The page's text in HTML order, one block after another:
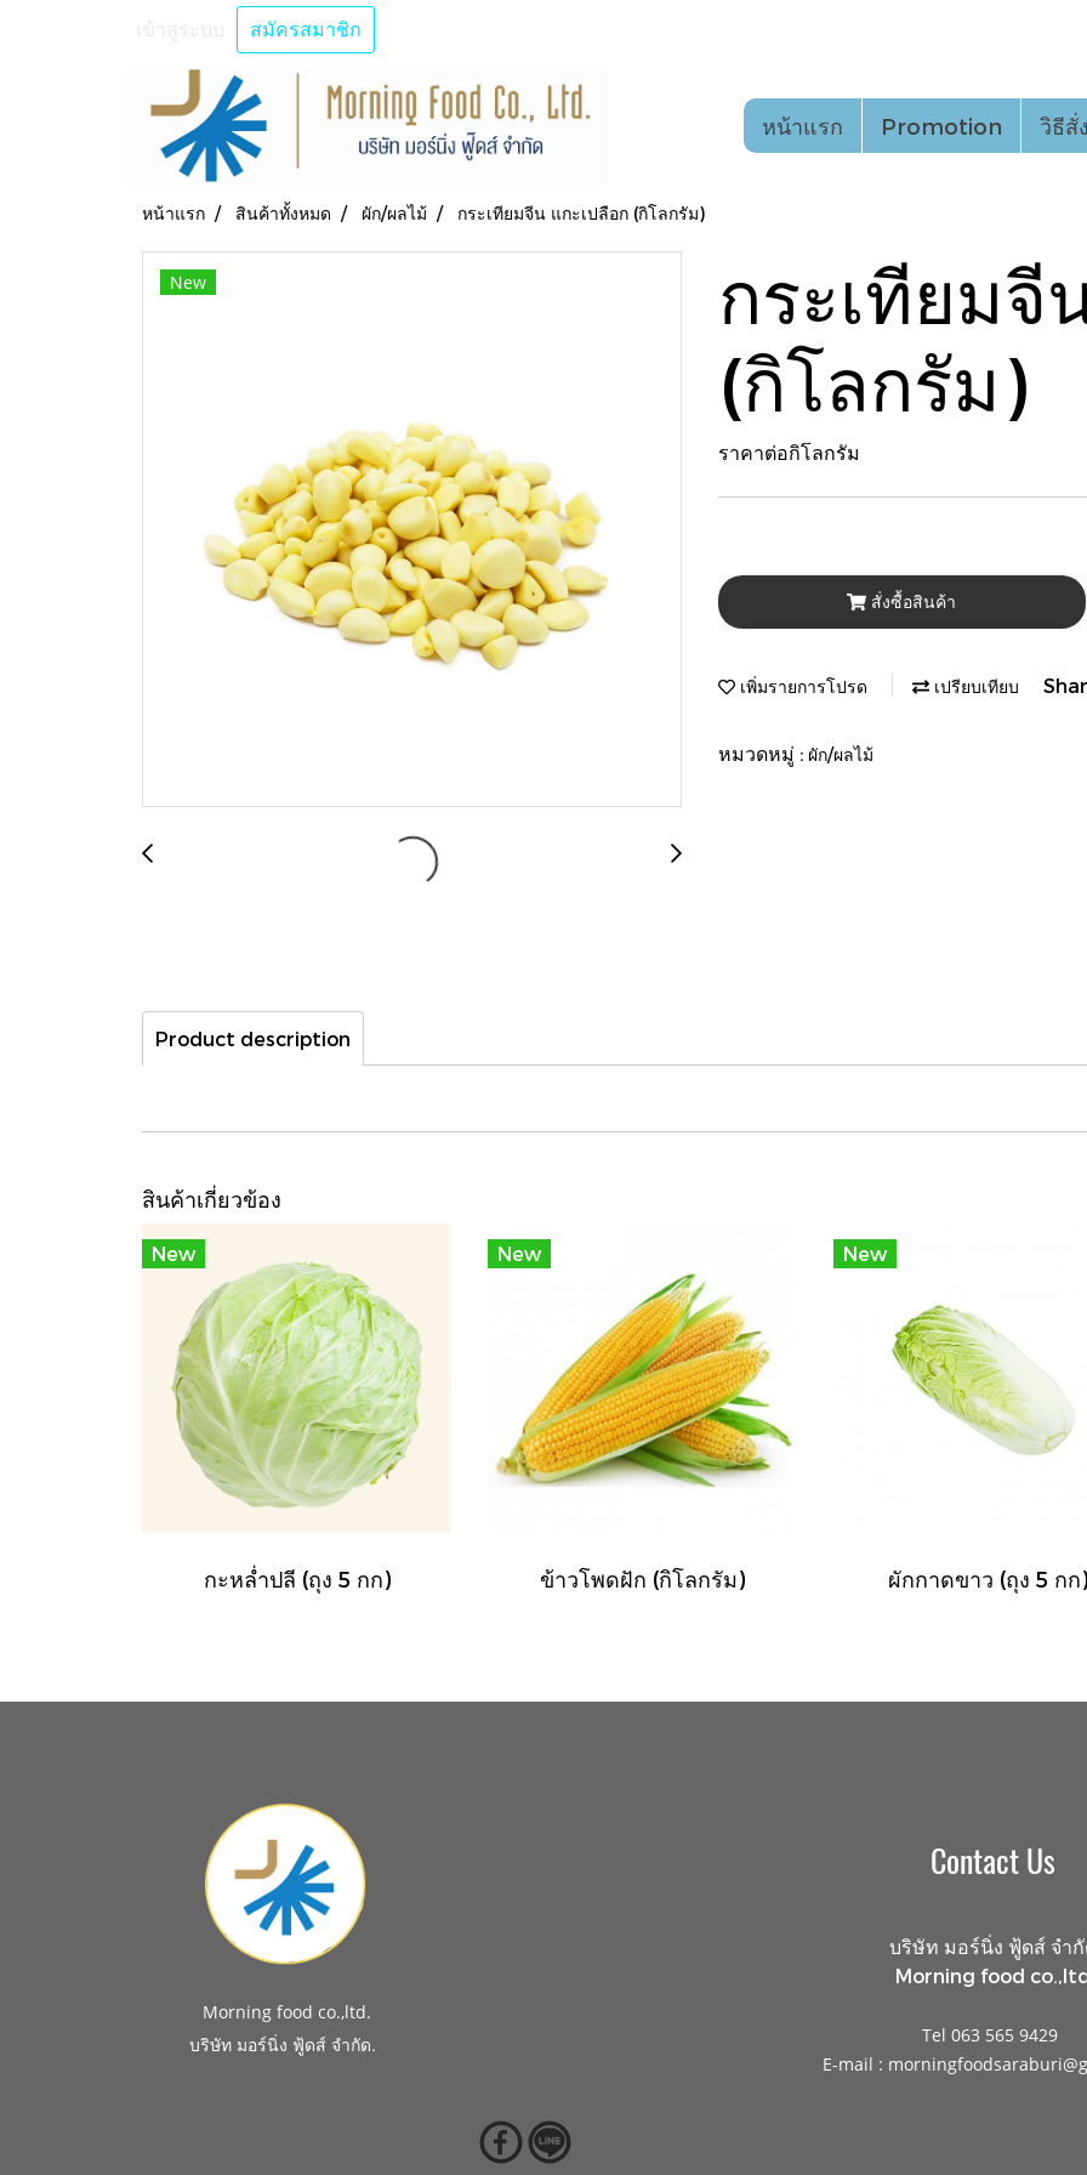
สมัครสมาชิก
หน้าแรก Promotion วิธีสั่
หน้าแรก สินค้าทั้งหมด ผัก/ผลไม้ กระเทียมจีน แกะเปลือก (กิโลกรัม)
New
กระเทียมจี
(กิโลกรัม)
ราคาต่อกิโลกรัม
สั่งซื้อสินค้า
เพิ่มรายการโปรด เปรียบเทียบ
หมวดหมู่ : ผัก/ผลไม้
Product description
สินค้าเกี่ยวข้อง
New
กะหล่ำปลี (ถุง 5 กก)
New
ข้าวโพดฝัก (กิโลกรัม)
New
ผักกาดขาว (ถุง 5 กก)
Morning food co.,ltd.
บริษัท มอร์นิ่ง ฟู้ดส์ จำกัด
Contact Us
บริษัท มอร์นิ่ง ฟู้ดส์ จำ
Morning food
Tel 063 565 9429
E-mail :